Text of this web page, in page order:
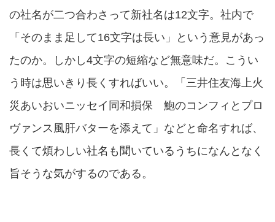
の社名が二つ合わさって新社名は12文字。社内で
「そのまま足して16文字は長い」という意見があっ
たのか。しかし4文字の短縮など無意味だ。こうい
う時は思いきり長くすればいい。「三井住友海上火
災あいおいニッセイ同和損保 鮑のコンフィとプロ
ヴァンス風肝バターを添えて」などと命名すれば、
長くて煩わしい社名も聞いているうちになんとなく
旨そうな気がするのである。